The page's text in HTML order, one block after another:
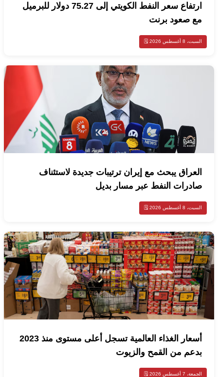
ارتفاع سعر النفط الكويتي إلى 75.27 دولار للبرميل
مع صعود برنت
السبت، 8 أغسطس 2026 🗓️
العراق يبحث مع إيران ترتيبات جديدة لاستئناف
صادرات النفط عبر مسار بديل
السبت، 8 أغسطس 2026 🗓️
أسعار الغذاء العالمية تسجل أعلى مستوى منذ 2023
بدعم من القمح والزيوت
الجمعة، 7 أغسطس 2026 🗓️